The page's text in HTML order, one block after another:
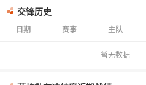
交锋历史
日期 赛事 主队
暂无数据